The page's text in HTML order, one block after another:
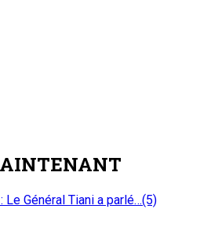
Le Général Tiani a parlé…(5)